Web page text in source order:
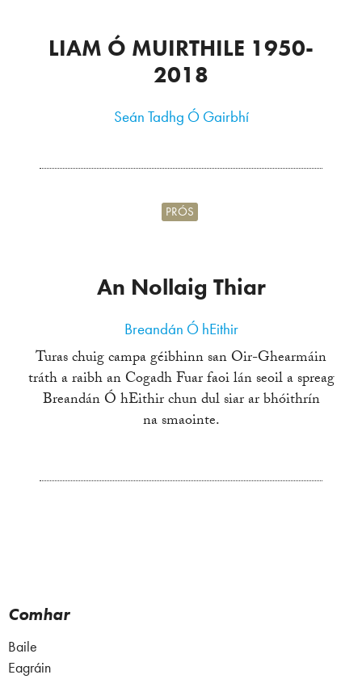
LIAM Ó MUIRTHILE 1950-
2018
Seán Tadhg Ó Gairbhí
An Nollaig Thiar
PRÓS
Breandán Ó hEithir
Turas chuig campa géibhinn san Oir-Ghearmáin
tráth a raibh an Cogadh Fuar faoi lán seoil a spreag
Breandán Ó hEithir chun dul siar ar bhóithrín
na smaointe.
Comhar
Baile
Eagráin